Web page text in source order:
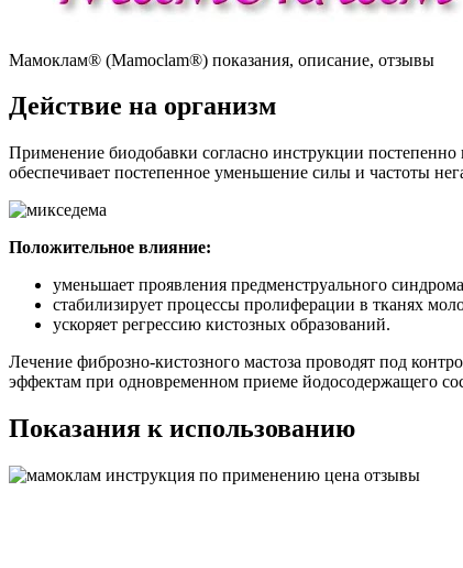
Мамоклам® (Mamoclam®) показания, описание, отзывы
Действие на организм
Применение биодобавки согласно инструкции
обеспечивает постепенное уменьшение силы и частоты
Положительное влияние:
уменьшает проявления предменструального
стабилизирует процессы пролиферации в тканях
ускоряет регрессию кистозных образований.
Лечение фиброзно-кистозного мастоза проводят под
эффектам при одновременном приеме йодосодержащего
Показания к использованию